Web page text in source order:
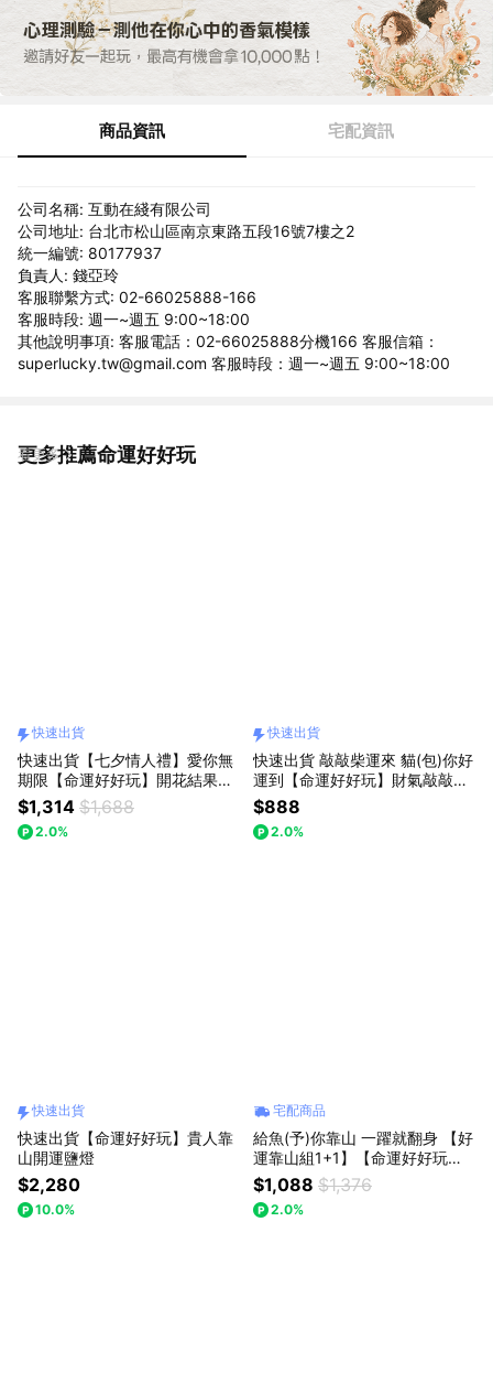
商品資訊 宅配資訊
公司名稱: 互動在綫有限公司
公司地址: 台北市松山區南京東路五段16號7樓之2
統一編號: 80177937
負責人: 錢亞玲
客服聯繫方式: 02-66025888-166
客服時段: 週一~週五 9:00~18:00
其他說明事項: 客服電話：02-66025888分機166 客服信箱：
superlucky.tw@gmail.com 客服時段：週一~週五 9:00~18:00
更多推薦命運好好玩
看更多
快速出貨
快速出貨【七夕情人禮】愛你無
期限【命運好好玩】開花結果粉
晶擺件+金運無限紅晶線手鍊
$1,314 $1,688
2.0%
快速出貨
快速出貨 敲敲柴運來 貓(包)你好
運到【命運好好玩】財氣敲敲來
+好運敲敲來
$888
2.0%
快速出貨
快速出貨【命運好好玩】貴人靠
山開運鹽燈
$2,280
10.0%
宅配商品
給魚(予)你靠山 一躍就翻身 【好
運靠山組1+1】【命運好好玩】
鯉躍高升抱枕+靠山貴人紅晶線
手鍊
$1,088 $1,376
2.0%